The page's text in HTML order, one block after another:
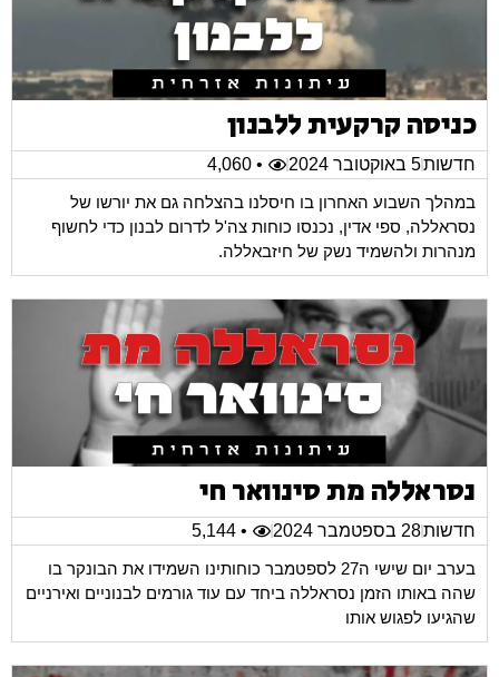
כניסה קרקעית ללבנון
חדשות5 באוקטובר 2024
• 4,060
במהלך השבוע האחרון בו חיסלנו בהצלחה גם את יורשו של
נסראללה, ספי אדין, נכנסו כוחות צה'ל לדרום לבנון כדי לחשוף
מנהרות ולהשמיד נשק של חיזבאללה.
נסראללה מת סינוואר חי
חדשות28 בספטמבר 2024
• 5,144
בערב יום שישי ה27 לספטמבר כוחותינו השמידו את הבונקר בו
שהה באותו הזמן נסראללה ביחד עם עוד גורמים לבנוניים ואירניים
שהגיעו לפגוש אותו